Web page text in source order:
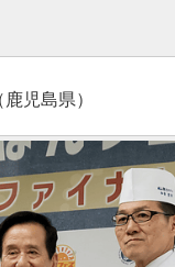
児島県）